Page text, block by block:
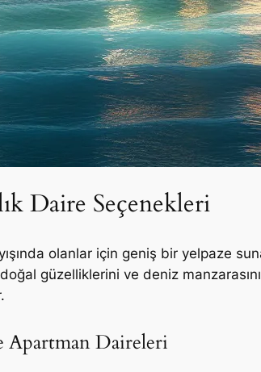
Daire Seçenekleri
olanlar için geniş bir yelpaze
güzelliklerini ve deniz
Apartman Daireleri